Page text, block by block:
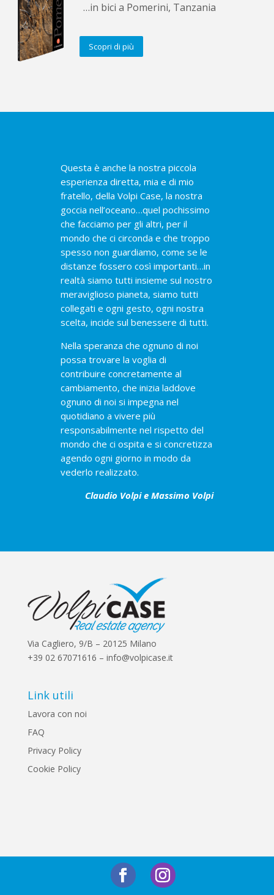
…in bici a Pomerini, Tanzania
Scopri di più
Questa è anche la nostra piccola
esperienza diretta, mia e di mio
fratello, della Volpi Case, la nostra
goccia nell’oceano…quel pochissimo
che facciamo per gli altri, per il
mondo che ci circonda e che troppo
spesso non guardiamo, come se le
distanze fossero così importanti…in
realtà siamo tutti insieme sul nostro
meraviglioso pianeta, siamo tutti
collegati e ogni gesto, ogni nostra
scelta, incide sul benessere di tutti.
Nella speranza che ognuno di noi
possa trovare la voglia di
contribuire concretamente al
cambiamento, che inizia laddove
ognuno di noi si impegna nel
quotidiano a vivere più
responsabilmente nel rispetto del
mondo che ci ospita e si concretizza
agendo ogni giorno in modo da
vederlo realizzato.
Claudio Volpi e Massimo Volpi
Via Cagliero, 9/B – 20125 Milano
+39 02 67071616 – info@volpicase.it
Link utili
Lavora con noi
FAQ
Privacy Policy
Cookie Policy